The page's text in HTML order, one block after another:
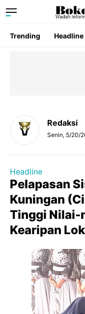
Trending Headline
Redaksi
Senin, 5/20/
Headline
Pelapasan
Kuningan
Tinggi Nilai-
Kearipan